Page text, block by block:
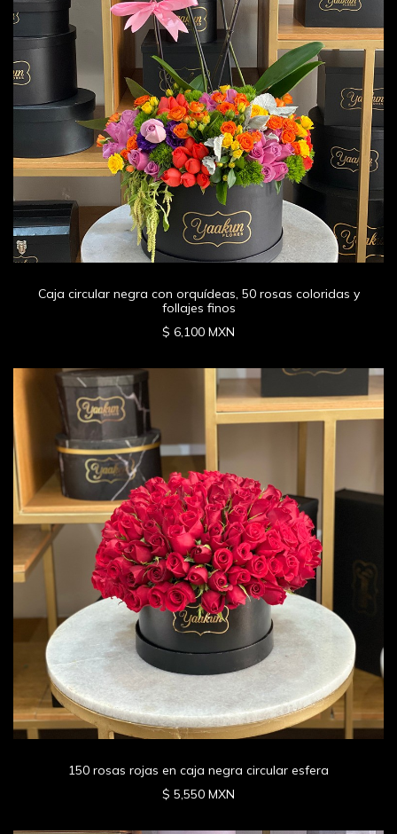
Caja circular negra con orquídeas, 50 rosas coloridas y
follajes finos
$ 6,100 MXN
150 rosas rojas en caja negra circular esfera
$ 5,550 MXN